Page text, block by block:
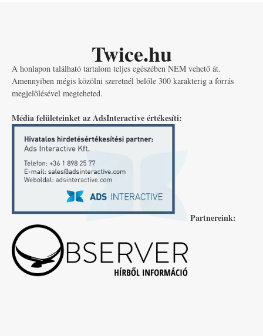
Twice.hu
A honlapon található tartalom teljes egészében NEM vehető át.
Amennyiben mégis közölni szeretnél belőle 300 karakterig a forrás
megjelölésével megteheted.
Média felületeinket az AdsInteractive értékesíti:
Partnereink: